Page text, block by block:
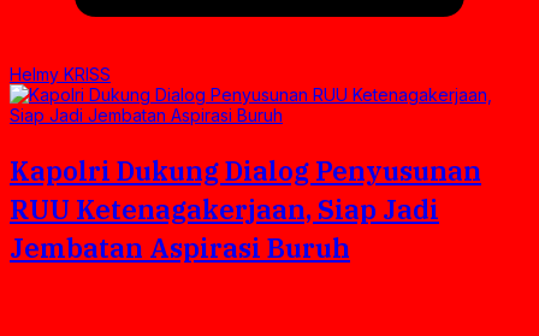
Helmy KRISS
Kapolri Dukung Dialog Penyusunan
RUU Ketenagakerjaan, Siap Jadi
Jembatan Aspirasi Buruh